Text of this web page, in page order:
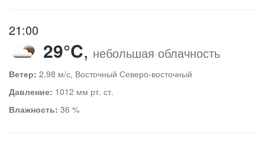
21:00
29°C, небольшая облачность
Ветер: 2.98 м/с, Восточный Северо-восточный
Давление: 1012 мм рт. ст.
Влажность: 36 %